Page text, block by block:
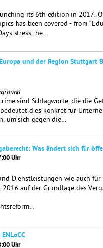
its 6th edition in 2017.
has been covered - from
stress the…
und der Region Stuttgart
sind Schlagworte, die die
dies konkret für
um sich gegen die…
Was ändert sich für
Uhr
Dienstleistungen wie auch
auf der Grundlage des
Uhr